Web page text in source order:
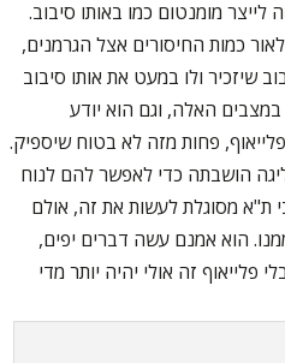
מומנטום כמו באותו סיבוב.
כמות החיסורים אצל הגרמנים,
שיזכיר ולו במעט את אותו סיבוב
במצבים האלה, וגם הוא יודע
פחות מזה לא בטוח שיספיק.
הושבתה כדי לאפשר להם לנוח
מסוגלת לעשות את זה, אולם
הוא אמנם עשה דברים יפים,
פלייאוף זה אולי יהיה יותר מדי